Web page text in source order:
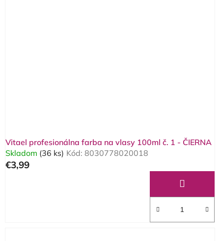
Vitael profesionálna farba na vlasy 100ml č. 1 - ČIERNA
Skladom (36 ks) Kód: 8030778020018
€3,99